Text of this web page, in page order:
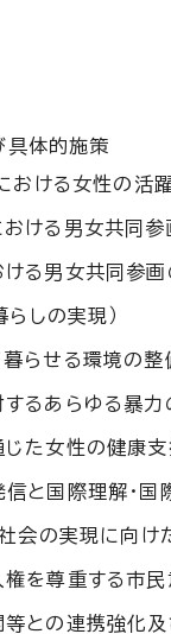
体的施策
おける女性の活躍
ける男女共同参
る男女共同参画
らしの実現）
らせる環境の整
るあらゆる暴力
た女性の健康支
と国際理解・国
会の実現に向け
を尊重する市民
との連携強化及